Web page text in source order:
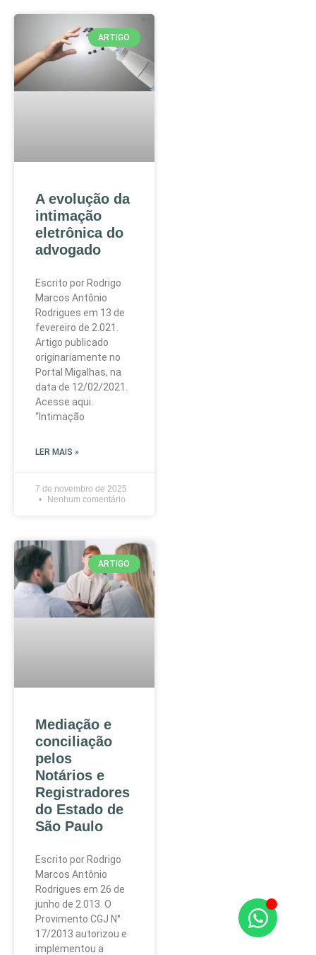
ARTIGO
A evolução da
intimação
eletrônica do
advogado
Escrito por Rodrigo
Marcos Antônio
Rodrigues em 13 de
fevereiro de 2.021.
Artigo publicado
originariamente no
Portal Migalhas, na
data de 12/02/2021.
Acesse aqui.
“Intimação
LER MAIS »
7 de novembro de 2025
Nenhum comentário
ARTIGO
Mediação e
conciliação
pelos
Notários e
Registradores
do Estado de
São Paulo
Escrito por Rodrigo
Marcos Antônio
Rodrigues em 26 de
junho de 2.013. O
Provimento CGJ N°
17/2013 autorizou e
implementou a